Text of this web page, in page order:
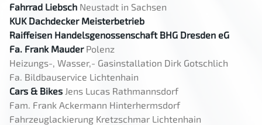
Fahrrad Liebsch Neustadt in Sachsen
KUK Dachdecker Meisterbetrieb
Raiffeisen Handelsgenossenschaft BHG Dresden eG
Fa. Frank MauderPolenz
Heizungs-, Wasser,- Gasinstallation Dirk Gotschlich
Fa. Bildbauservice Lichtenhain
Cars & Bikes Jens Lucas Rathmannsdorf
Fam. Frank Ackermann Hinterhermsdorf
Fahrzeuglackierung Kretzschmar Lichtenhain